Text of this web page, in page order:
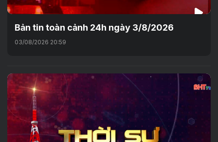
Bản tin toàn cảnh 24h ngày 3/8/2026
03/08/2026 20:59